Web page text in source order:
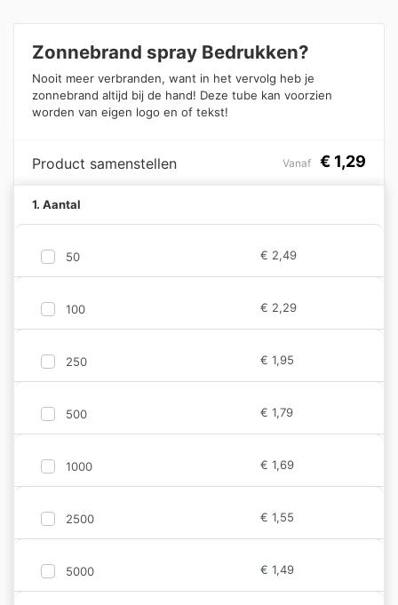
Zonnebrand spray Bedrukken?
Nooit meer verbranden, want in het vervolg heb je
zonnebrand altijd bij de hand! Deze tube kan voorzien
worden van eigen logo en of tekst!
Product samenstellen Vanaf € 1,29
1. Aantal
50 € 2,49
100 € 2,29
250 € 1,95
500 € 1,79
1000 € 1,69
2500 € 1,55
5000 € 1,49